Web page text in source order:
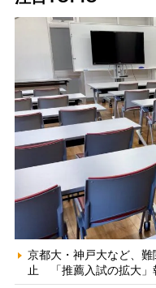
京都大・神戸大など、
止 「推薦入試の拡大」